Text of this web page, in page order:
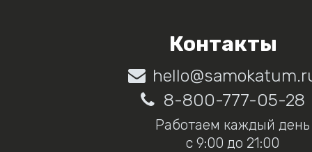
Контакты
8-800-777-05-28
Работаем каждый день
с 9:00 до 21:00